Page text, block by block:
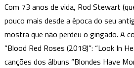
Com 73 anos de vida, Rod Stewart
pouco mais desde a época do seu
mostra que não perdeu o gingado. A
“Blood Red Roses (2018)”: “Look In
canções dos álbuns “Blondes Have